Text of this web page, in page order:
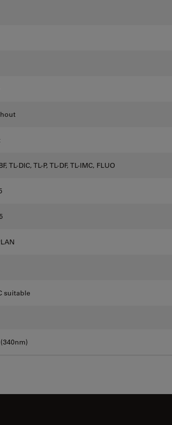
TL-DIC, TL-P, TL-DF, TL-IMC, FLUO
suitable